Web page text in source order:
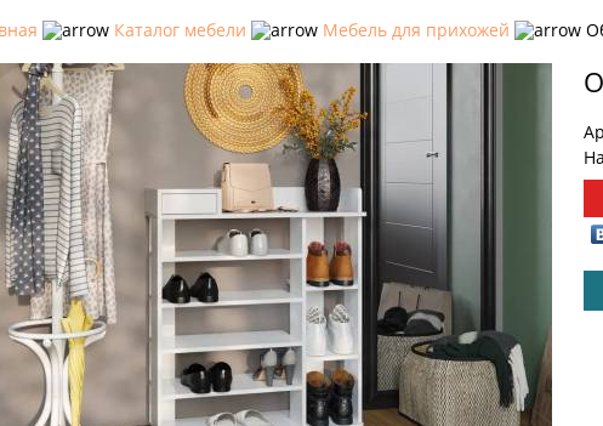
Каталог мебели Мебель для прихожей